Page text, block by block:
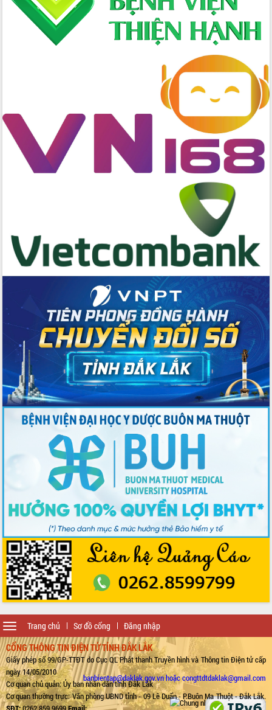
Trang chủ Sơ đồ cổng Đăng nhập
Toggle
navigation
CỔNG THÔNG TIN ĐIỆN TỬ TỈNH ĐẮK LẮK
Giấy phép số 99/GP-TTĐT do Cục QL Phát thanh Truyền hình và Thông tin Điện tử cấp
ngày 14/05/2010
Cơ quan chủ quản: Ủy ban nhân dân tỉnh Đắk Lắk
Cơ quan thường trực: Văn phòng UBND tỉnh - 09 Lê Duẩn - P.Buôn Ma Thuột - Đắk Lắk.
banbientap@daklak.gov.vn hoặc congttdtdaklak@gmail.com